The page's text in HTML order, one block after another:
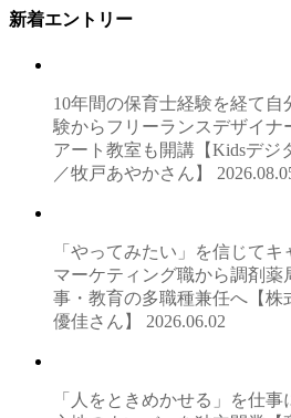
新着エントリー
10年間の保育士経験を経て
験からフリーランスデザイナ
アート教室も開講【Kidsデジ
／牧戸あやかさん】
「やってみたい」を信じて
マーケティング職から調剤薬
事・教育の多職種兼任へ【株
優佳さん】 2026.06.02
「人をときめかせる」を仕